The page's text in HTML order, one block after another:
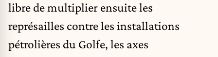
libre de multiplier ensuite les
représailles contre les installations
pétrolières du Golfe, les axes